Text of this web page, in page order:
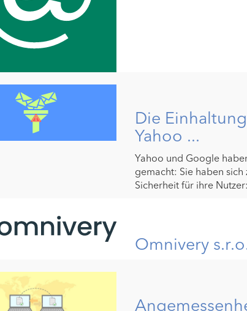
Die
Yahoo ...
Yahoo und Google
gemacht: Sie haben
Sicherheit für ihre
Omnivery